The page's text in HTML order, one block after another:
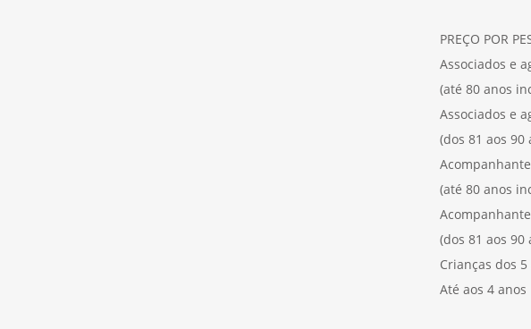
PREÇO POR
Associados e
(até 80 anos
Associados e
(dos 81 aos
(até 80 anos
(dos 81 aos
Crianças dos
Até aos 4